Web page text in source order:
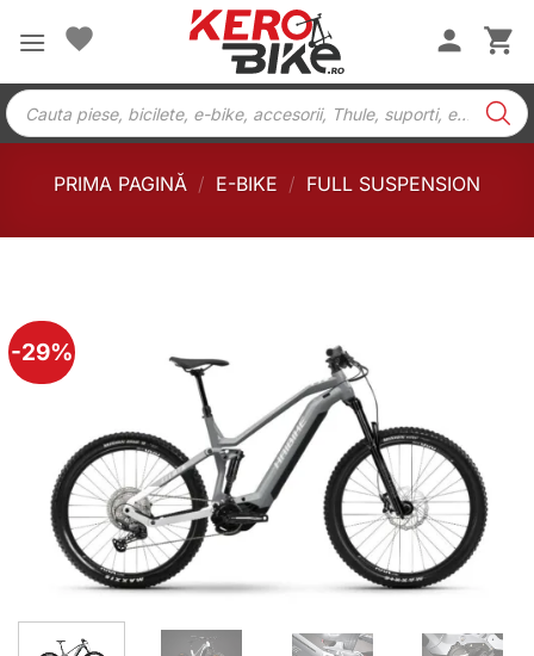
Products
search
PRIMA PAGINĂ / E-BIKE / FULL SUSPENSION
-29%